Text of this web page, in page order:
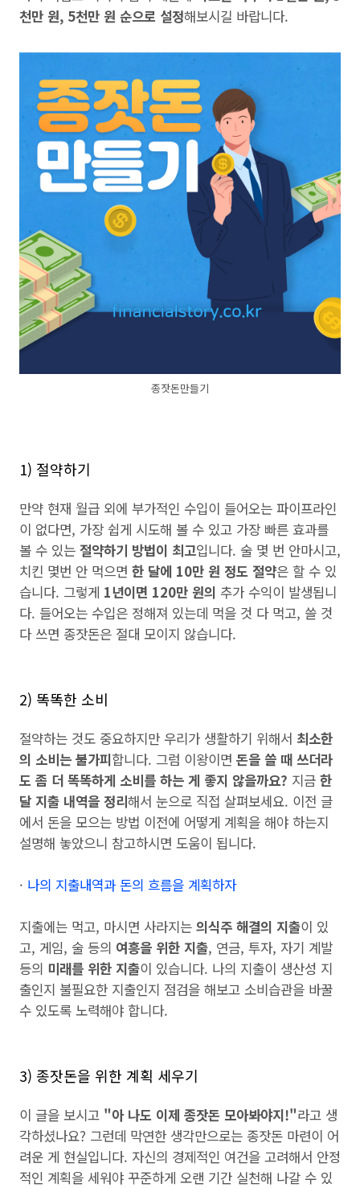
천만 원, 5천만 원 순으로 설정해보시길 바랍니다.
종잣돈만들기
1) 절약하기
만약 현재 월급 외에 부가적인 수입이 들어오는 파이프라인
이 없다면, 가장 쉽게 시도해 볼 수 있고 가장 빠른 효과를
볼 수 있는 절약하기 방법이 최고입니다. 술 몇 번 안마시고,
치킨 몇번 안 먹으면 한 달에 10만 원 정도 절약은 할 수 있
습니다. 그렇게 1년이면 120만 원의 추가 수익이 발생됩니
다. 들어오는 수입은 정해져 있는데 먹을 것 다 먹고, 쓸 것
다 쓰면 종잣돈은 절대 모이지 않습니다.
2) 똑똑한 소비
절약하는 것도 중요하지만 우리가 생활하기 위해서 최소한
의 소비는 불가피합니다. 그럼 이왕이면 돈을 쓸 때 쓰더라
도 좀 더 똑똑하게 소비를 하는 게 좋지 않을까요? 지금 한
달 지출 내역을 정리해서 눈으로 직접 살펴보세요. 이전 글
에서 돈을 모으는 방법 이전에 어떻게 계획을 해야 하는지
설명해 놓았으니 참고하시면 도움이 됩니다.
· 나의 지출내역과 돈의 흐름을 계획하자
지출에는 먹고, 마시면 사라지는 의식주 해결의 지출이 있
고, 게임, 술 등의 여흥을 위한 지출, 연금, 투자, 자기 계발
등의 미래를 위한 지출이 있습니다. 나의 지출이 생산성 지
출인지 불필요한 지출인지 점검을 해보고 소비습관을 바꿀
수 있도록 노력해야 합니다.
3) 종잣돈을 위한 계획 세우기
이 글을 보시고 "아 나도 이제 종잣돈 모아봐야지!"라고 생
각하셨나요? 그런데 막연한 생각만으로는 종잣돈 마련이 어
려운 게 현실입니다. 자신의 경제적인 여건을 고려해서 안정
적인 계획을 세워야 꾸준하게 오랜 기간 실천해 나갈 수 있